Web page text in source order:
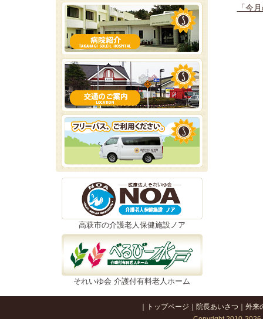
高萩市の介護老人保健施設ノア
それいゆ会 介護付有料老人ホーム
「今
トップページ 院長あいさつ
外来